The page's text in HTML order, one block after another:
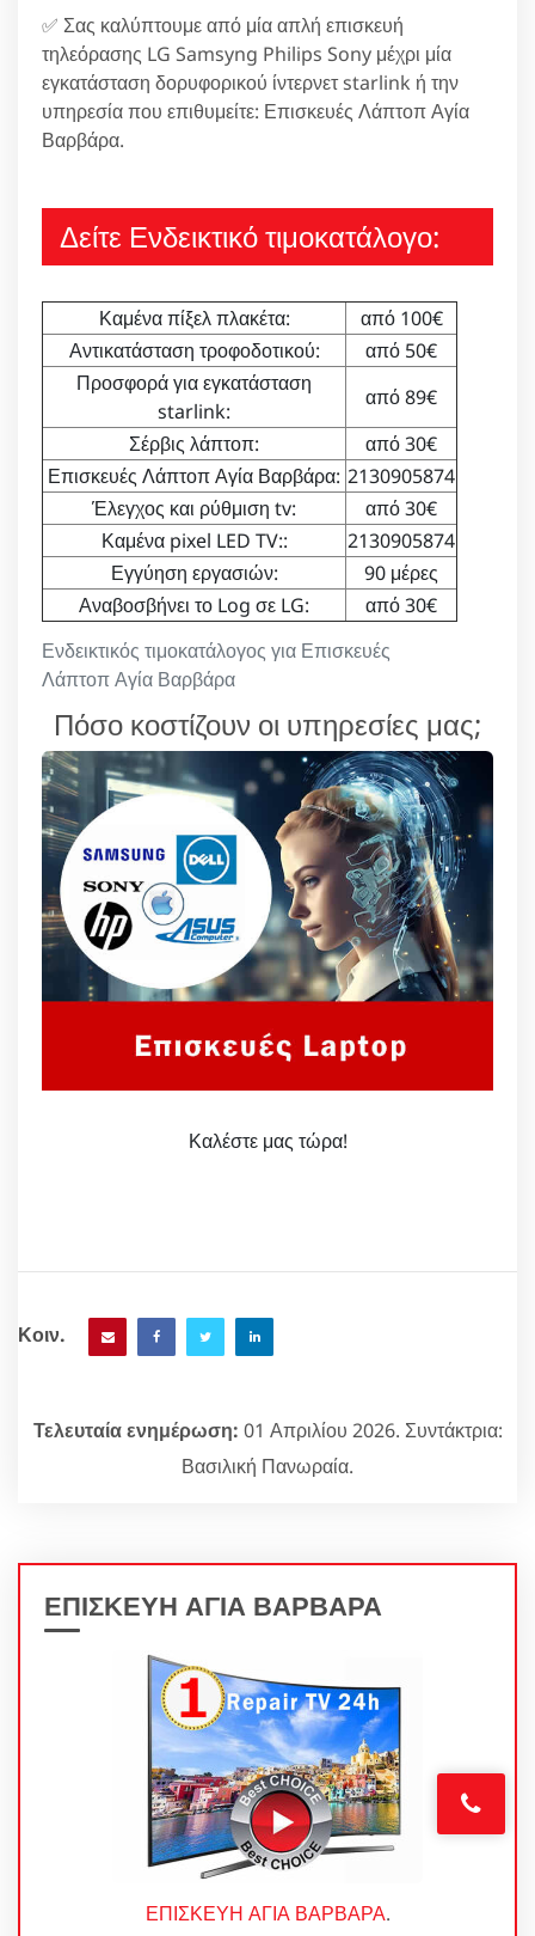
✅ Σας καλύπτουμε από μία απλή επισκευή
τηλεόρασης LG Samsyng Philips Sony μέχρι μία
εγκατάσταση δορυφορικού ίντερνετ starlink ή την
υπηρεσία που επιθυμείτε: Επισκευές Λάπτοπ Αγία
Βαρβάρα.
Δείτε Ενδεικτικό τιμοκατάλογο:
Ενδεικτικός τιμοκατάλογος για Επισκευές
Λάπτοπ Αγία Βαρβάρα
Καμένα πίξελ πλακέτα:
από 100€
Αντικατάσταση τροφοδοτικού:
από 50€
Προσφορά για εγκατάσταση
starlink:
από 89€
Σέρβις λάπτοπ:
από 30€
Επισκευές Λάπτοπ Αγία Βαρβάρα: 2130905874
Έλεγχος και ρύθμιση tv:
από 30€
Καμένα pixel LED TV::
2130905874
Εγγύηση εργασιών:
90 μέρες
Αναβοσβήνει το Log σε LG:
από 30€
Πόσο κοστίζουν οι υπηρεσίες μας;
Καλέστε μας τώρα!
Κοιν.
Τελευταία ενημέρωση: 01 Απριλίου 2026. Συντάκτρια:
Βασιλική Πανωραία.
ΕΠΙΣΚΕΥΗ ΑΓΙΑ ΒΑΡΒΑΡΑ
ΕΠΙΣΚΕΥΗ ΑΓΙΑ ΒΑΡΒΑΡΑ.